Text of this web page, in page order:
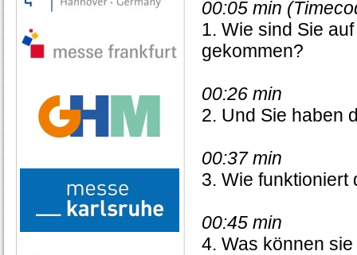
00:05 min
1. Wie sind Sie
gekommen?
00:26 min
2. Und Sie haben
00:37 min
3. Wie
00:45 min
4. Was können